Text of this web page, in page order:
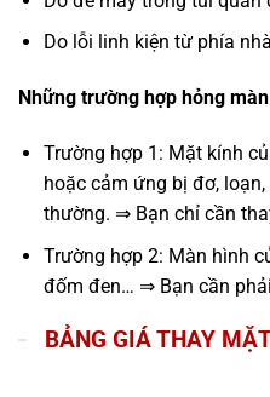
Do lỗi linh kiện từ phía
Những trường hợp hỏng
Trường hợp 1: Mặt kính
hoặc cảm ứng bị đơ,
thường. ⇒ Bạn chỉ cần
Trường hợp 2: Màn hình
đốm đen… ⇒ Bạn cần
BẢNG GIÁ THAY